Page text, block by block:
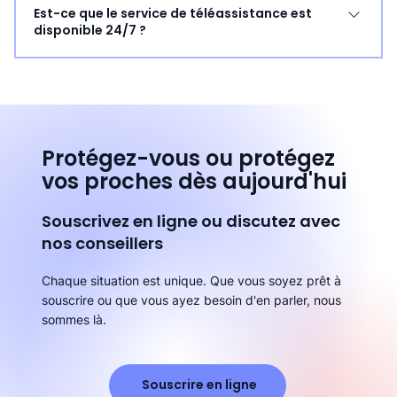
ou qui ont besoin d'une tranquillité d'esprit. Pour
bénéficier du crédit d'impôt, il est nécessaire de
répondre aux critères d'éligibilité définis par le
https://www.economie.gouv.fr/particuliers/gerer-mon-
dimpots/tout-savoir-sur-le-credit
ou d'urgence médicale. Tranquillité d'esprit : Vos
proches seront rassurés de savoir que vous êtes en
sécurité. Simplicité d'utilisation : Dispositif facile à utiliser,
Est-ce que le service de téléassistance est
disponible 24/7 ?
nous à tout moment, jour et nuit.
Protégez-vous ou protégez
vos proches dès aujourd'hui
Souscrivez en ligne ou discutez avec
nos conseillers
Chaque situation est unique. Que vous soyez prêt à
souscrire ou que vous ayez besoin d'en parler, nous
sommes là.
Souscrire en ligne